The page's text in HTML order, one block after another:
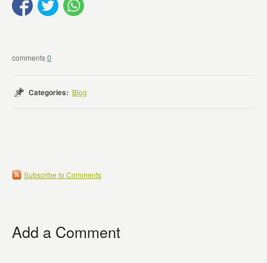
0
Categories: Blog
Subscribe to Comments
Add a Comment